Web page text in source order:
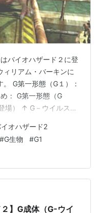
バイオハザード２に登
ィリアム・バーキンに
G第一形態（G１）：
： G第一形態（G
場） ↑ G－ウイルスを
は、 アンブレラ本社
、 自身が生み出した
人の手に渡ることを許
、本社はＧ－ウイルス
隊を派遣する。 その際
オハザード2
#G生物 #G1
】G成体（G-ウイ